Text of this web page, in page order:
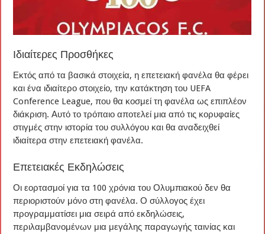
Ιδιαίτερες Προσθήκες
Εκτός από τα βασικά στοιχεία, η επετειακή φανέλα θα φέρει
και ένα ιδιαίτερο στοιχείο, την κατάκτηση του UEFA
Conference League, που θα κοσμεί τη φανέλα ως επιπλέον
διάκριση. Αυτό το τρόπαιο αποτελεί μια από τις κορυφαίες
στιγμές στην ιστορία του συλλόγου και θα αναδειχθεί
ιδιαίτερα στην επετειακή φανέλα.
Επετειακές Εκδηλώσεις
Οι εορτασμοί για τα 100 χρόνια του Ολυμπιακού δεν θα
περιοριστούν μόνο στη φανέλα. Ο σύλλογος έχει
προγραμματίσει μια σειρά από εκδηλώσεις,
περιλαμβανομένων μια μεγάλης παραγωγής ταινίας και